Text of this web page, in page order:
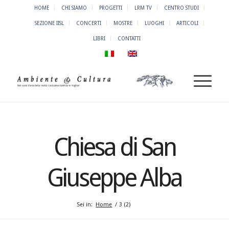
HOME CHI SIAMO PROGETTI LRM TV CENTRO STUDI
SEZIONE IISL CONCERTI MOSTRE LUOGHI ARTICOLI
LIBRI CONTATTI
Chiesa di San
Giuseppe Alba
Sei in: Home / 3 (2)